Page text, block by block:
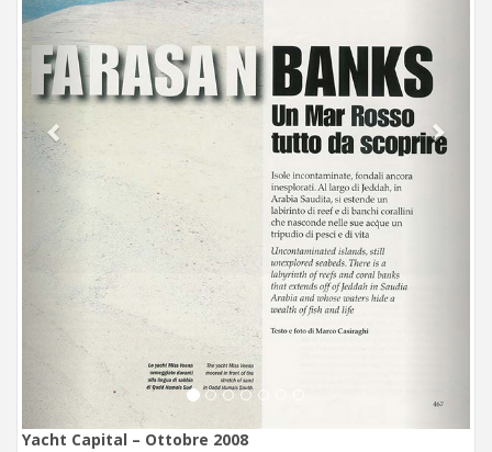
Yacht Capital – Ottobre 2008